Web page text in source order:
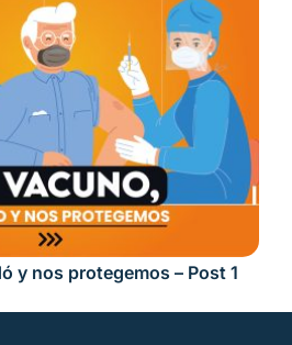
y nos protegemos – Post 1